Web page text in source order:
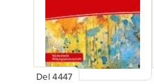
Del 4447